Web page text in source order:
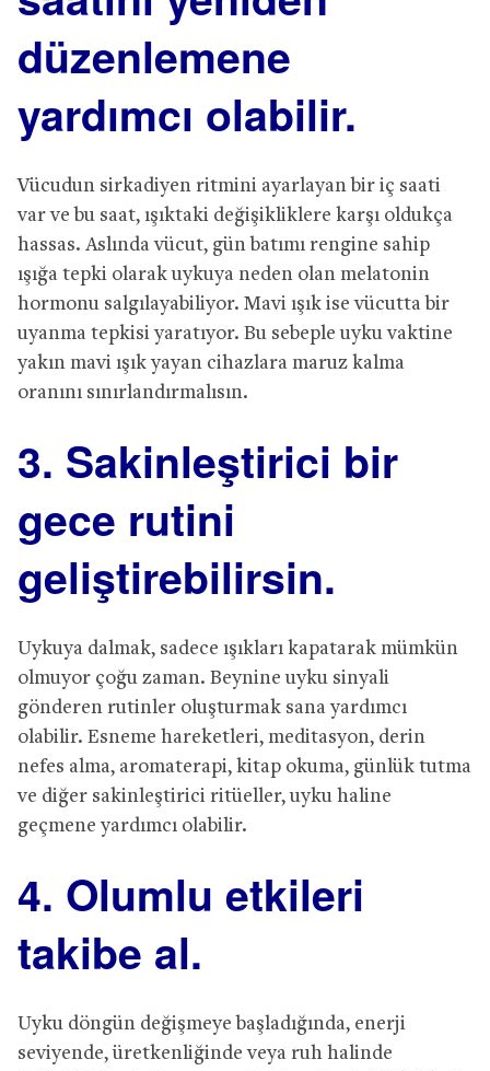
düzenlemene
yardımcı olabilir.
Vücudun sirkadiyen ritmini ayarlayan bir iç saati
var ve bu saat, ışıktaki değişikliklere karşı oldukça
hassas. Aslında vücut, gün batımı rengine sahip
ışığa tepki olarak uykuya neden olan melatonin
hormonu salgılayabiliyor. Mavi ışık ise vücutta bir
uyanma tepkisi yaratıyor. Bu sebeple uyku vaktine
yakın mavi ışık yayan cihazlara maruz kalma
oranını sınırlandırmalısın.
3. Sakinleştirici bir
gece rutini
geliştirebilirsin.
Uykuya dalmak, sadece ışıkları kapatarak mümkün
olmuyor çoğu zaman. Beynine uyku sinyali
gönderen rutinler oluşturmak sana yardımcı
olabilir. Esneme hareketleri, meditasyon, derin
nefes alma, aromaterapi, kitap okuma, günlük tutma
ve diğer sakinleştirici ritüeller, uyku haline
geçmene yardımcı olabilir.
4. Olumlu etkileri
takibe al.
Uyku döngün değişmeye başladığında, enerji
seviyende, üretkenliğinde veya ruh halinde